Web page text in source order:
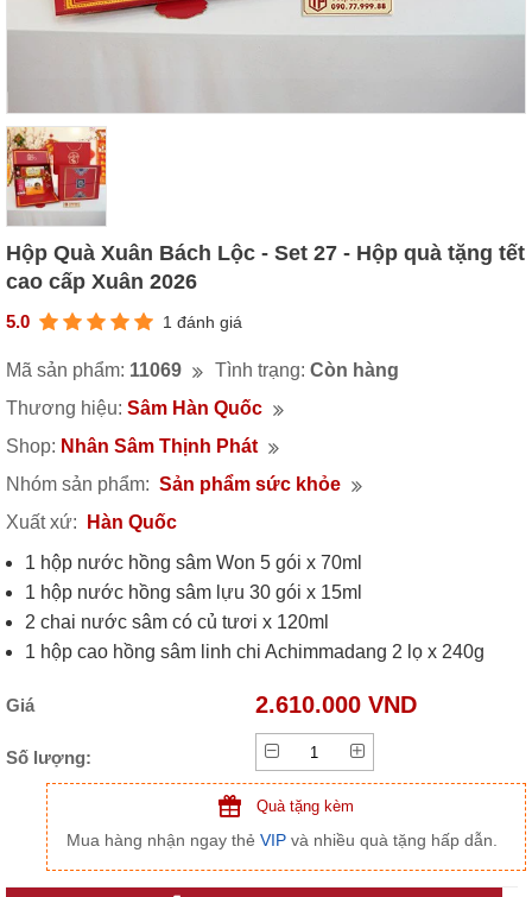
Hộp Quà Xuân Bách Lộc - Set 27 - Hộp quà tặng tết
cao cấp Xuân 2026
5.0 1 đánh giá
Mã sản phẩm: 11069 Tình trạng: Còn hàng
Thương hiệu: Sâm Hàn Quốc
Shop: Nhân Sâm Thịnh Phát
Nhóm sản phẩm: Sản phẩm sức khỏe
Xuất xứ:
Hàn Quốc
1 hộp nước hồng sâm Won 5 gói x 70ml
1 hộp nước hồng sâm lựu 30 gói x 15ml
2 chai nước sâm có củ tươi x 120ml
1 hộp cao hồng sâm linh chi Achimmadang 2 lọ x 240g
viên Insam
Giá 2.610.000 VND
Số lượng:
Quà tặng kèm
Mua hàng nhận ngay thẻ VIP và nhiều quà tặng hấp dẫn.